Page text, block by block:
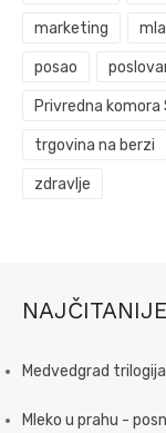
marketing
posao
Privredna komora
trgovina na berzi
zdravlje
NAJČITANIJE
Medvedgrad trilogija
Mleko u prahu -